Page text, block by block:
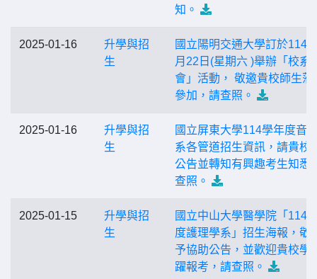
知。
2025-01-16
升學與招
生
國立陽明交通大學訂於114
月22日(星期六 )舉辦「校系
會」活動， 敬邀貴校師生蒞
參加，請查照。
2025-01-16
升學與招
生
國立屏東大學114學年度音
系各管道招生資訊，請貴校
公告並轉知有興趣考生知悉
查照。
2025-01-15
升學與招
生
國立中山大學醫學院「114
度護理學系」招生海報，敬
予協助公告，並歡迎貴校學
躍報考，請查照。